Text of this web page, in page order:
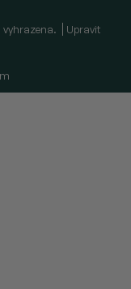
vyhrazena.
Upravit